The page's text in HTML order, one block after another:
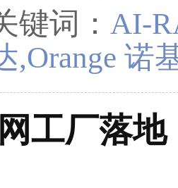
键词： AI-
,Orange 诺
工厂落